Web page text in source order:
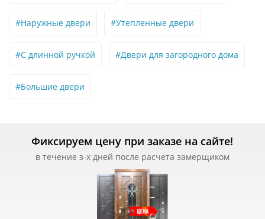
#Наружные двери #Утепленные двери
#С длинной ручкой #Двери для загородного дома
#Большие двери
Фиксируем цену при заказе на сайте!
в течение з-х дней после расчета замерщиком